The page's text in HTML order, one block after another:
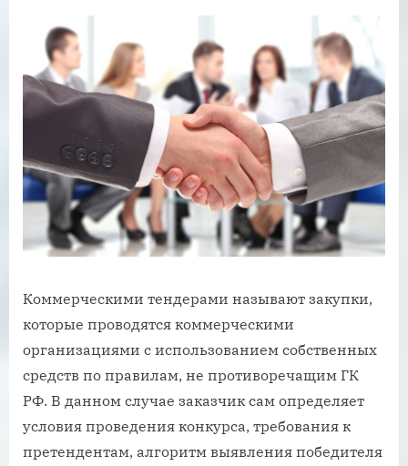
Коммерческими тендерами называют закупки,
которые проводятся коммерческими
организациями с использованием собственных
средств по правилам, не противоречащим ГК
РФ. В данном случае заказчик сам определяет
условия проведения конкурса, требования к
претендентам, алгоритм выявления победителя